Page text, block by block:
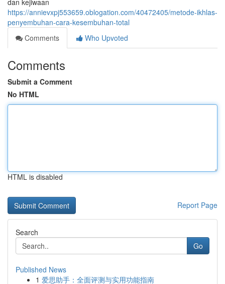
dan kejiwaan
https://annievxpj553659.oblogation.com/40472405/metode-ikhlas-
penyembuhan-cara-kesembuhan-total
Comments
Who Upvoted
Comments
Submit a Comment
No HTML
HTML is disabled
Report Page
Search
Go
Published News
1 爱思助手：全面评测与实用功能指南